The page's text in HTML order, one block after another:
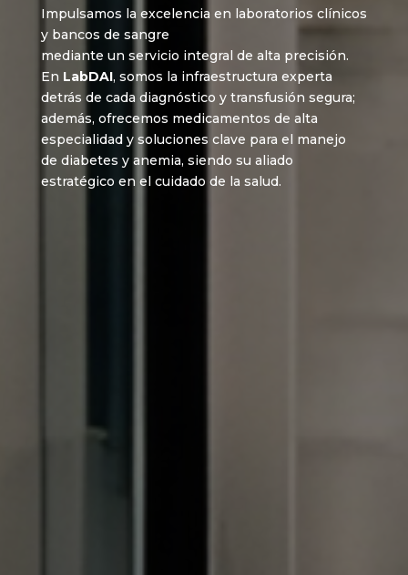
Impulsamos la excelencia en laboratorios clínicos
y bancos de sangre
mediante un servicio integral de alta precisión.
En LabDAI, somos la infraestructura experta
detrás de cada diagnóstico y transfusión segura;
además, ofrecemos medicamentos de alta
especialidad y soluciones clave para el manejo
de diabetes y anemia, siendo su aliado
estratégico en el cuidado de la salud.